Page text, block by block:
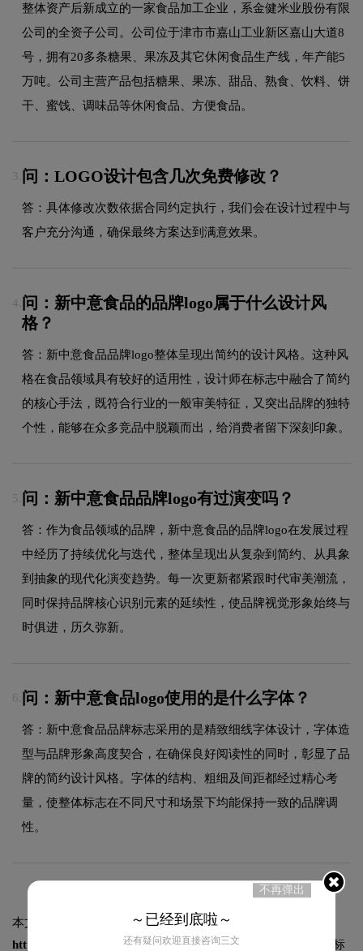
整体资产后新成立的一家食品加工企业，系金健米业股份有限
公司的全资子公司。公司位于津市市嘉山工业新区嘉山大道8
号，拥有20多条糖果、果冻及其它休闲食品生产线，年产能5
万吨。公司主营产品包括糖果、果冻、甜品、熟食、饮料、饼
干、蜜饯、调味品等休闲食品、方便食品。
3. 问：LOGO设计包含几次免费修改？
答：具体修改次数依据合同约定执行，我们会在设计过程中与
客户充分沟通，确保最终方案达到满意效果。
4. 问：新中意食品的品牌logo属于什么设计风
格？
答：新中意食品品牌logo整体呈现出简约的设计风格。这种风
格在食品领域具有较好的适用性，设计师在标志中融合了简约
的核心手法，既符合行业的一般审美特征，又突出品牌的独特
个性，能够在众多竞品中脱颖而出，给消费者留下深刻印象。
5. 问：新中意食品品牌logo有过演变吗？
答：作为食品领域的品牌，新中意食品的品牌logo在发展过程
中经历了持续优化与迭代，整体呈现出从复杂到简约、从具象
到抽象的现代化演变趋势。每一次更新都紧跟时代审美潮流，
同时保持品牌核心识别元素的延续性，使品牌视觉形象始终与
时俱进，历久弥新。
6. 问：新中意食品logo使用的是什么字体？
答：新中意食品品牌标志采用的是精致细线字体设计，字体造
型与品牌形象高度契合，在确保良好阅读性的同时，彰显了品
牌的简约设计风格。字体的结构、粗细及间距都经过精心考
量，使整体标志在不同尺寸和场景下均能保持一致的品牌调
性。
本文标题和链接
新中意食品logo图片:
https://logo9.net/works/12758.html转载时请注明出处为诗宸标
不再弹出
～已经到底啦～
还有疑问欢迎直接咨询三文